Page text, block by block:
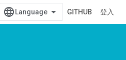
GITHUB 登入